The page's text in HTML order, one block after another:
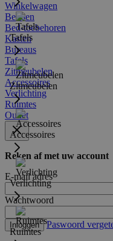
Winkelwagen
Tafels
Zitmeubelen
Accessoires
Verlichting
Ruimtes
Bedden
Bed-toebehoren
Kasten
Bureaus
Tafels
Zitmeubelen
Accessoires
Verlichting
Ruimtes
Outlet
Reken af met uw account
E-mail adres
Wachtwoord
Inloggen Paswoord